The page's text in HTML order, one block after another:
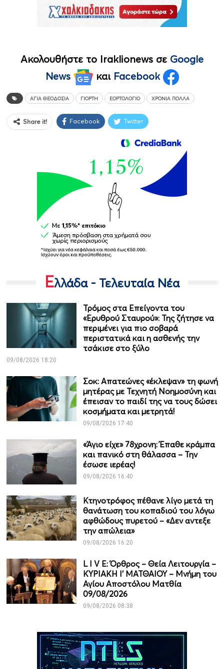
Ακολουθήστε το Iraklionews σε Google
News
και Facebook
ΑΓΊΑ ΘΕΟΔΟΣΊΑ ΓΙΟΡΤΉ ΕΟΡΤΟΛΌΓΙΟ ΧΡΟΝΙΑ ΠΟΛΛΑ
Share it! Facebook Twitter
Ελλάδα - Τελευταία Νέα
Τρόμος στα Επείγοντα του
«Ερυθρού Σταυρού»: Της ζήτησε να
περιμένει για πιο σοβαρά
περιστατικά και η ασθενής την
τσάκισε στο ξύλο
09/08/2026 18:20
Σοκ: Απατεώνες «έκλεψαν» τη φωνή
μητέρας με Τεχνητή Νοημοσύνη και
έπεισαν το παιδί της να τους δώσει
κοσμήματα και μετρητά!
09/08/2026 17:40
«Άγιο είχε» 78χρονη: Έπαθε κράμπα
και πανικό στη θάλασσα – Την
έσωσε ιερέας!
09/08/2026 16:40
Κτηνοτρόφος πέθανε λίγο μετά τη
θανάτωση του κοπαδιού του λόγω
αφθώδους πυρετού – «Δεν αντεξε
την απώλεια»
09/08/2026 16:20
L I V E: Όρθρος – Θεία Λειτουργία –
ΚΥΡΙΑΚΗ Ι' ΜΑΤΘΑΙΟΥ – Μνήμη του
Αγίου Αποστόλου Ματθία
09/08/2026
09/08/2026 08:38